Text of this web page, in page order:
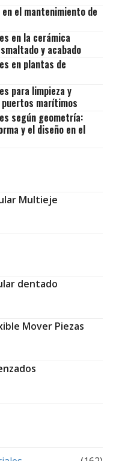
el mantenimiento de
en la cerámica
y acabado
en plantas de
para limpieza y
marítimos
según geometría:
y el diseño en el
Multieje
dentado
Mover Piezas